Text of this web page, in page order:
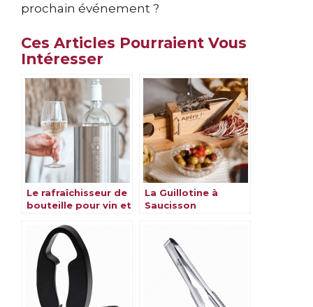
prochain événement ?
Ces Articles Pourraient Vous
Intéresser
Le rafraîchisseur de
bouteille pour vin et
La Guillotine à
Saucisson